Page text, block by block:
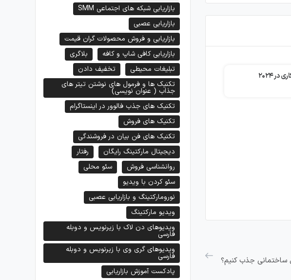
جدیدترین روش‌های مقابله با پاورپوینت چگونه با آموزش دو طرفه
بازاریابی شبکه های اجتماعی SMM
بازاریابی عصبی
بازاریابی و فروش محصولات گران قیمت
بازاریابی کافی شاپ و کافه
بلاگری
تبلیغات محیطی
تخفیف دادن
تکنیک ها و فرمول های نوشتن تیتر های
جذاب ( عنوان نویسی)
تکنیک های جذب فالوور در اینستاگرام
تکنیک های فروش
تکنیک های فن بیان در فروشندگی
دیجیتال مارکتینگ رایگان
رفتار
روانشناسی فروش
سئو محلی
سئو کردن با ویدیو
نورومارکتینگ و بازاریابی عصبی
ویدیو مارکتینگ
ویدیوهای دن لاک با زیرنویس و دوبله
فارسی
ویدیوهای گری وی با زیرنویس و دوبله
فارسی
پادکست آموزش بازاریابی